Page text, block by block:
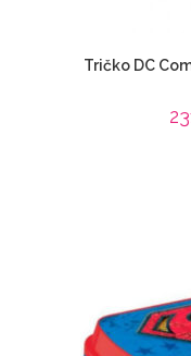
Tričko DC